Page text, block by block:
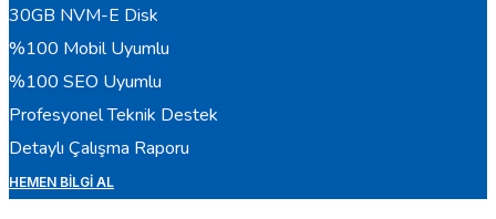
30GB NVM-E Disk
%100 Mobil Uyumlu
%100 SEO Uyumlu
Profesyonel Teknik Destek
Detaylı Çalışma Raporu
HEMEN BILGI AL